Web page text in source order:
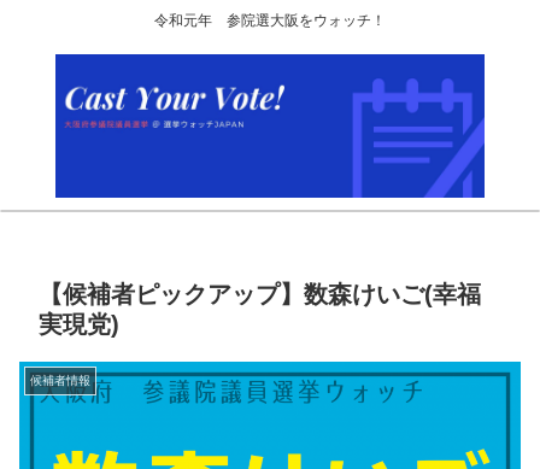
令和元年 参院選大阪をウォッチ！
【候補者ピックアップ】数森けいご(幸福
実現党)
候補者情報